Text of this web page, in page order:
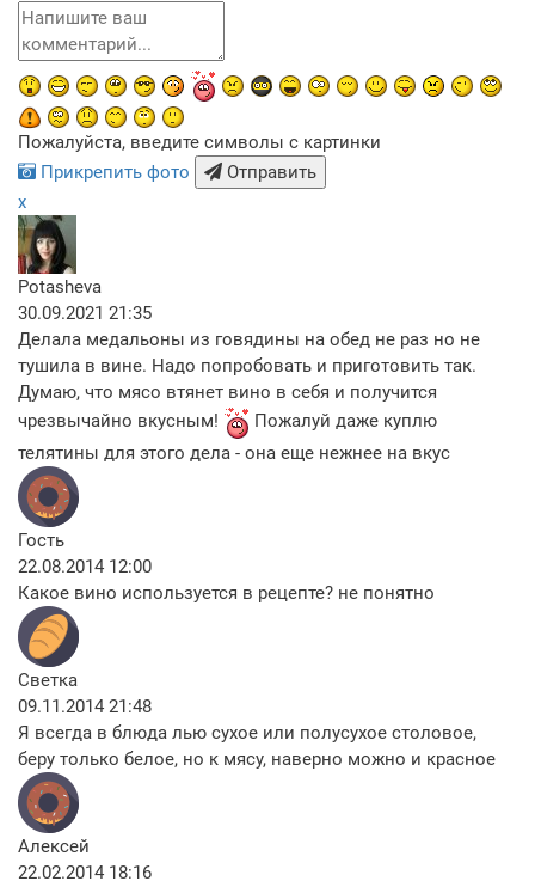
Пожалуйста, введите символы с картинки
Прикрепить фото
Отправить
x
Potasheva
30.09.2021 21:35
Делала медальоны из говядины на обед не раз но не
тушила в вине. Надо попробовать и приготовить так.
Думаю, что мясо втянет вино в себя и получится
чрезвычайно вкусным!
Пожалуй даже куплю
телятины для этого дела - она еще нежнее на вкус
Гость
22.08.2014 12:00
Какое вино используется в рецепте? не понятно
Светка
09.11.2014 21:48
Я всегда в блюда лью сухое или полусухое столовое,
беру только белое, но к мясу, наверно можно и красное
Алексей
22.02.2014 18:16